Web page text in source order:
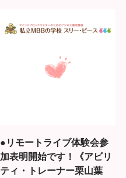
●リモートライブ体験会参
加表明開始です！《アビリ
ティ・トレーナー栗山葉